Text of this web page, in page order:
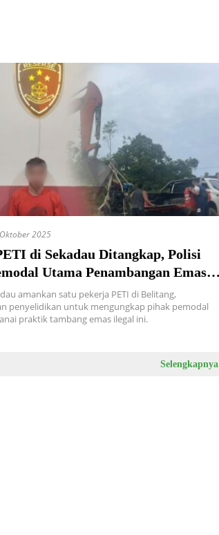
2025
di Sekadau Ditangkap, Polisi
Utama Penambangan Emas
amankan satu pekerja PETI di Belitang,
penyelidikan untuk mengungkap pihak pemodal
praktik tambang emas ilegal ini.
Selengkapnya